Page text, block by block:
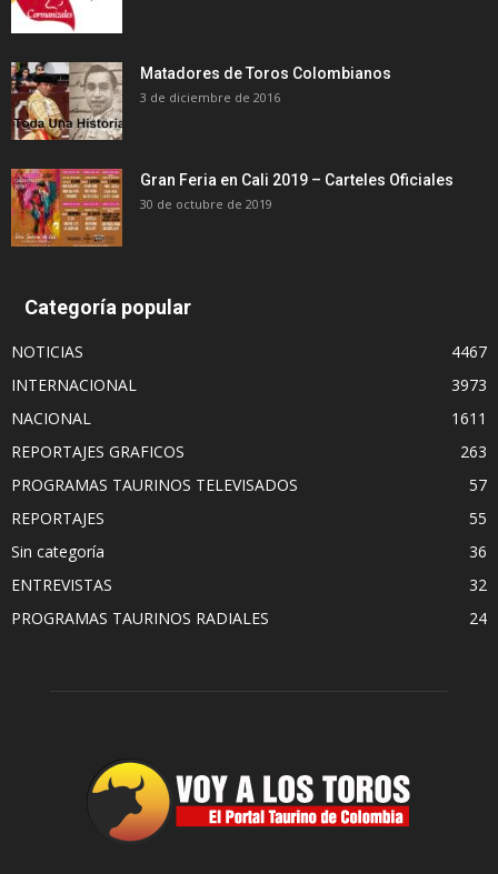
Matadores de Toros Colombianos
3 de diciembre de 2016
Gran Feria en Cali 2019 – Carteles Oficiales
30 de octubre de 2019
Categoría popular
NOTICIAS
4467
INTERNACIONAL
3973
NACIONAL
1611
REPORTAJES GRAFICOS
263
PROGRAMAS TAURINOS TELEVISADOS
57
REPORTAJES
55
Sin categoría
36
ENTREVISTAS
32
PROGRAMAS TAURINOS RADIALES
24